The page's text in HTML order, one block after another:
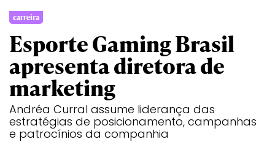
carreira
Esporte Gaming Brasil
apresenta diretora de
marketing
Andréa Curral assume liderança das
estratégias de posicionamento, campanhas
e patrocínios da companhia